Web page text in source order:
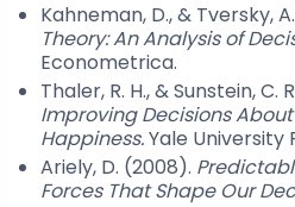
Kahneman, D., & Tversky,
Theory: An Analysis of
Econometrica.
Thaler, R. H., & Sunstein, C.
Improving Decisions
Happiness.Yale University
Ariely, D. (2008).
Forces That Shape Our